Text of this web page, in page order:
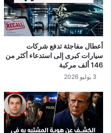
أعطال مفاجئة تدفع شركات
سيارات كبرى إلى استدعاء أكثر من
146 ألف مركبة
3 يوليو 2026